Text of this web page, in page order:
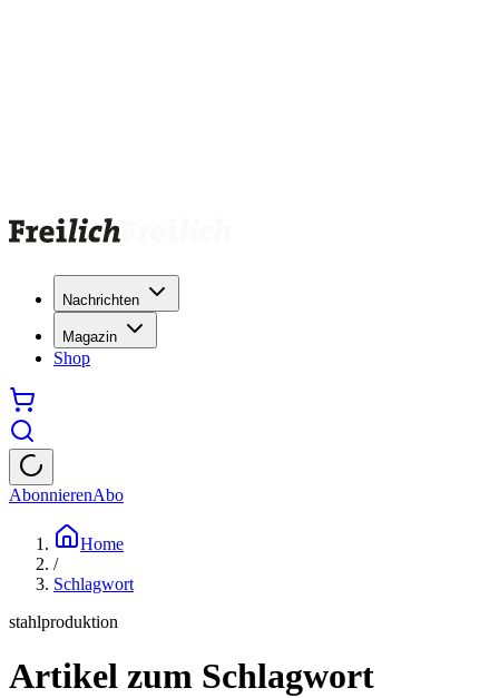
Nachrichten
Magazin
Shop
AbonnierenAbo
Home
/
Schlagwort
stahlproduktion
Artikel zum Schlagwort